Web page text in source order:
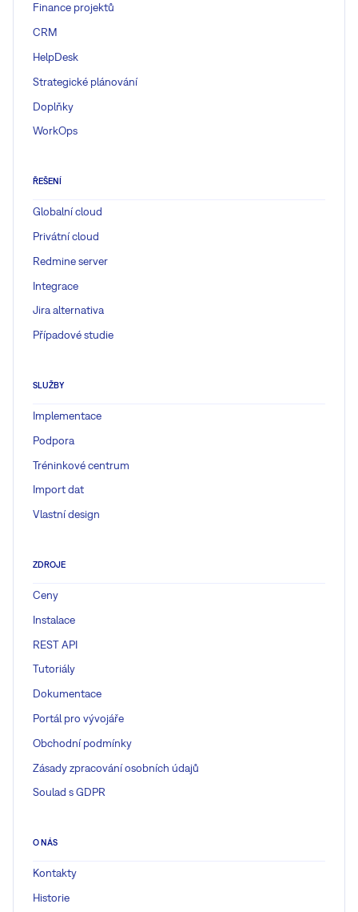
Finance projektů
CRM
HelpDesk
Strategické plánování
Doplňky
WorkOps
ŘEŠENÍ
Globalní cloud
Privátní cloud
Redmine server
Integrace
Jira alternativa
Případové studie
SLUŽBY
Implementace
Podpora
Tréninkové centrum
Import dat
Vlastní design
ZDROJE
Ceny
Instalace
REST API
Tutoriály
Dokumentace
Portál pro vývojáře
Obchodní podmínky
Zásady zpracování osobních údajů
Soulad s GDPR
O NÁS
Kontakty
Historie